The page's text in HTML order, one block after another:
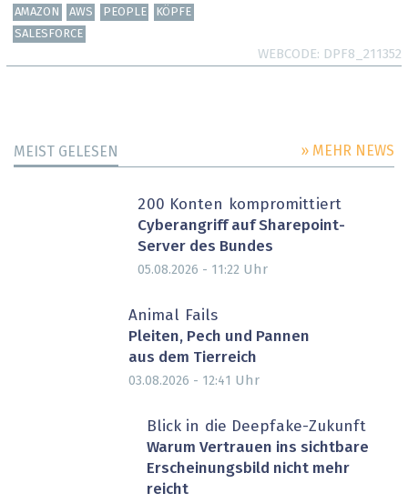
AMAZON AWS PEOPLE
KÖPFE
SALESFORCE
WEBCODE DPF8_211352
MEIST GELESEN » MEHR NEWS
200 Konten kompromittiert
Cyberangriff auf Sharepoint-
Server des Bundes
05.08.2026 - 11:22 Uhr
Animal Fails
Pleiten, Pech und Pannen
aus dem Tierreich
03.08.2026 - 12:41 Uhr
Blick in die Deepfake-Zukunft
Warum Vertrauen ins sichtbare
Erscheinungsbild nicht mehr
reicht